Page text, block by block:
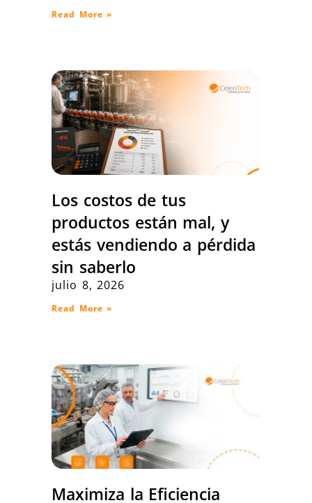
Read More »
Los costos de tus
productos están mal, y
estás vendiendo a pérdida
sin saberlo
julio 8, 2026
Read More »
Maximiza la Eficiencia